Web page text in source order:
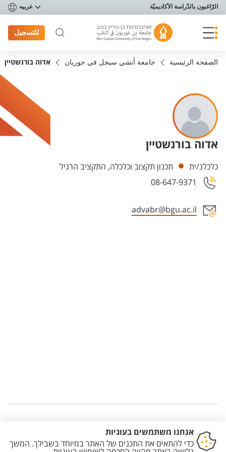
תפריט נגישות
الرّاغبون بالدّراسة الأكاديميّة عربيه
للتسجيل
الصفحة الرئيسية جامعة أنشي سيجل في جوريان אדוה בורנשטיין
אדוה בורנשטיין
Departments
כלכלנ/ית
תכנון תקצוב וכלכלה, התקציב הרגיל
08-647-9371
advabr@bgu.ac.il